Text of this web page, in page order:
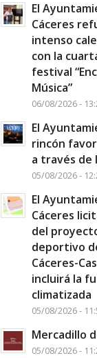
El
Cáceres
intenso
con la
festival
Música”
06/08/2026 -
El
rincón
a través de
05/08/2026 -
El
Cáceres
del
deportivo
Cáceres-
incluirá la
climatizada
05/08/2026 -
Mercadillo
05/08/2026 -